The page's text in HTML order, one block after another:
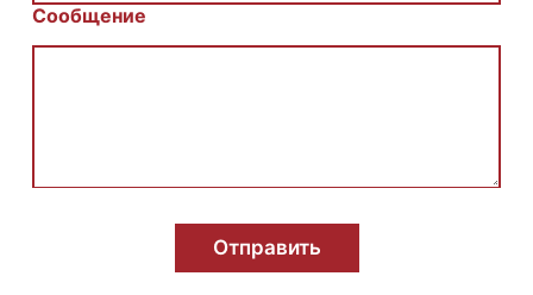
е
я
Сообщение
Отправить